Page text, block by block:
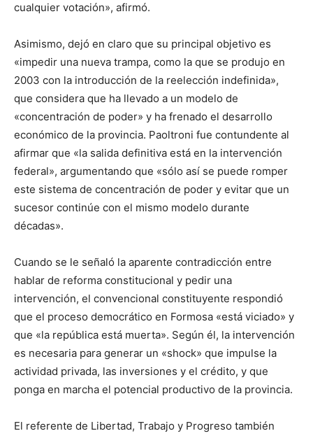
cualquier votación», afirmó.
Asimismo, dejó en claro que su principal objetivo es
«impedir una nueva trampa, como la que se produjo en
2003 con la introducción de la reelección indefinida»,
que considera que ha llevado a un modelo de
«concentración de poder» y ha frenado el desarrollo
económico de la provincia. Paoltroni fue contundente al
afirmar que «la salida definitiva está en la intervención
federal», argumentando que «sólo así se puede romper
este sistema de concentración de poder y evitar que un
sucesor continúe con el mismo modelo durante
décadas».
Cuando se le señaló la aparente contradicción entre
hablar de reforma constitucional y pedir una
intervención, el convencional constituyente respondió
que el proceso democrático en Formosa «está viciado» y
que «la república está muerta». Según él, la intervención
es necesaria para generar un «shock» que impulse la
actividad privada, las inversiones y el crédito, y que
ponga en marcha el potencial productivo de la provincia.
El referente de Libertad, Trabajo y Progreso también